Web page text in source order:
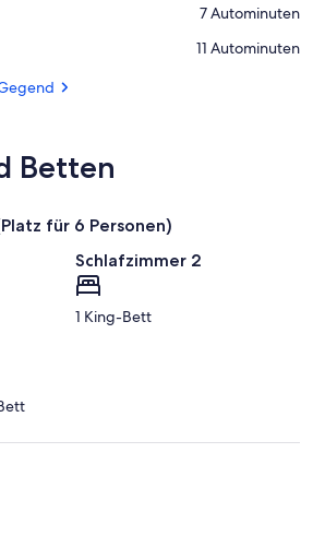
‪7 Autominuten‬
‪11 Autominuten‬
Betten
für 6 Personen)
Schlafzimmer 2
1 King-Bett